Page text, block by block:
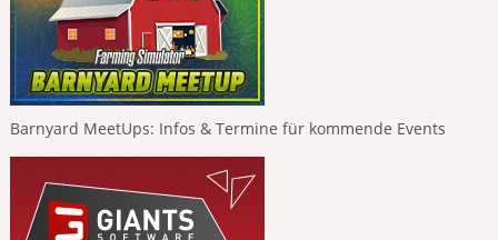
Barnyard MeetUps: Infos & Termine für kommende Events